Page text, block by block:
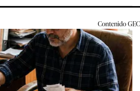
ContenidoGEC